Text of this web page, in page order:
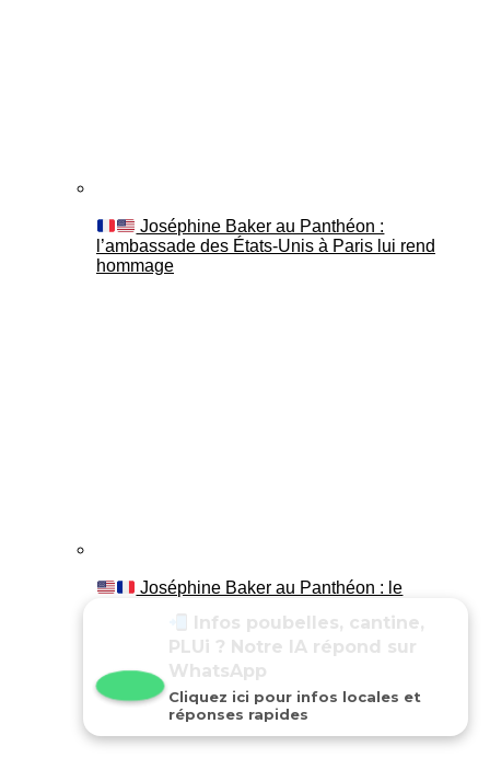
Joséphine Baker au Panthéon :
l’ambassade des États-Unis à Paris lui rend
hommage
Joséphine Baker au Panthéon : le
Posez vos questions
locales à notre IA sur
WhatsApp
Cliquez ici pour infos locales et
réponses rapides